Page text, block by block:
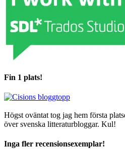
Fin 1 plats!
Högst oväntat tog jag hem första
över svenska litteraturbloggar. Kul!
Inga fler recensionsexemplar!